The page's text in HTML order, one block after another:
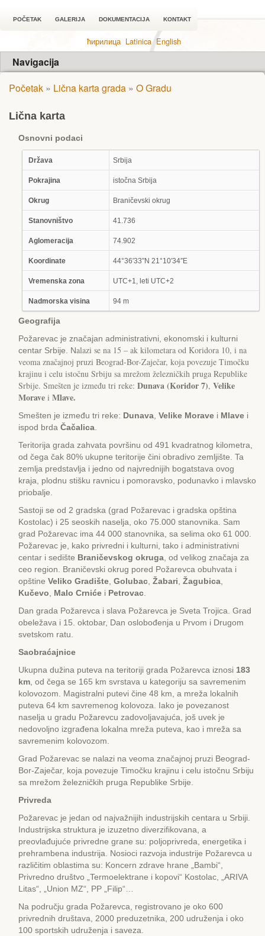
POČETAK GALERIJA DOKUMENTACIJA KONTAKT
ћирилица Latinica English
Navigacija
Početak » Lična karta grada » O Gradu
Lična karta
Osnovni podaci
Država Srbija
Pokrajina istočna Srbija
Okrug Braničevski okrug
Stanovništvo 41.736
Aglomeracija 74.902
Koordinate 44°36′33″N 21°10′34″E
Vremenska zona UTC+1, leti UTC+2
Nadmorska visina 94 m
Geografija
Požarevac je značajan administrativni, ekonomski i kulturni
centar Srbije. Nalazi se na 15 – ak kilometara od Koridora 10, i na
veoma značajnoj pruzi Beograd-Bor-Zaječar, koja povezuje Timočku
krajinu i celu istočnu Srbiju sa mrežom železničkih pruga Republike
Srbije. Smešten je između tri reke: Dunava (Koridor 7), Velike
Morave i Mlave.
Smešten je između tri reke: Dunava Velike Morave i Mlave i
ispod brda Čačalica
Teritorija grada zahvata površinu od 491 kvadratnog kilometra,
od čega čak 80% ukupne teritorije čini obradivo zemljište. Ta
zemlja predstavlja i jedno od najvrednijih bogatstava ovog
kraja, plodnu stišku ravnicu i pomoravsko, podunavko i mlavsko
priobalje.
Sastoji se od 2 gradska (grad Požarevac i gradska opština
Kostolac) i 25 seoskih naselja, oko 75.000 stanovnika. Sam
grad Požarevac ima 44 000 stanovnika, sa selima oko 61 000.
Požarevac je, kako privredni i kulturni, tako i administrativni
centar i sedište Braničevskog okruga , od velikog značaja za
ceo region. Braničevski okrug pored Požarevca obuhvata i
opštine Veliko Gradište Golubac Žabari Žagubica
Kučevo
Malo Crniće i Petrovac
Dan grada Požarevca i slava Požarevca je Sveta Trojica. Grad
obeležava i 15. oktobar, Dan oslobođenja u Prvom i Drugom
svetskom ratu.
Saobraćajnice
Ukupna dužina puteva na teritoriji grada Požarevca iznosi 183
km , od čega se 165 km svrstava u kategoriju sa savremenim
kolovozom. Magistralni putevi čine 48 km, a mreža lokalnih
puteva 64 km savremenog kolovoza. Iako je povezanost
naselja u gradu Požarevcu zadovoljavajuća, još uvek je
nedovoljno izgrađena lokalna mreža puteva, kao i mreža sa
savremenim kolovozom.
Grad Požarevac se nalazi na veoma značajnoj pruzi Beograd-
Bor-Zaječar, koja povezuje Timočku krajinu i celu istočnu Srbiju
sa mrežom železničkih pruga Republike Srbije.
Privreda
Požarevac je jedan od najvažnijih industrijskih centara u Srbiji.
Industrijska struktura je izuzetno diverzifikovana, a
preovlađujuće privredne grane su: poljoprivreda, energetika i
prehrambena industrija. Nosioci razvoja industrije Požarevca u
različitim oblastima su: Koncern zdrave hrane „Bambi“,
Privredno društvo „Termoelektrane i kopovi“ Kostolac, „ARIVA
Litas“, „Union MZ“, PP „Filip“…
Na području grada Požarevca, registrovano je oko 600
privrednih društava, 2000 preduzetnika, 200 udruženja i oko
100 sportskih udruženja i saveza.